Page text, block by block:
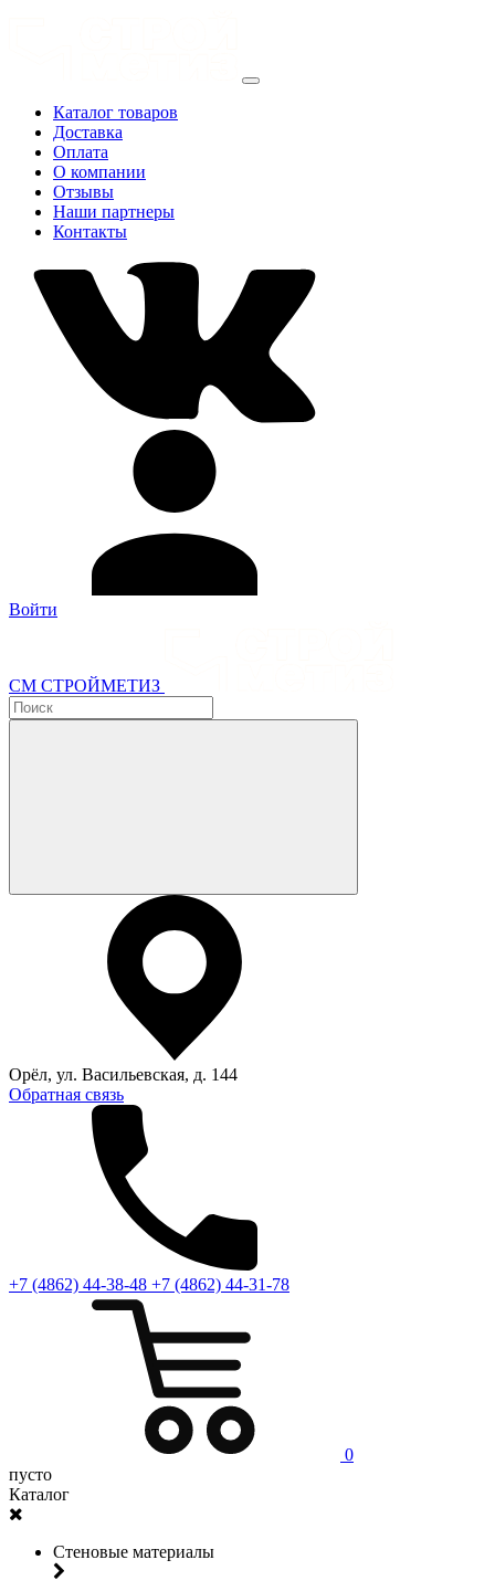
Каталог товаров
Доставка
Оплата
О компании
Отзывы
Наши партнеры
Контакты
Войти
СМ СТРОЙМЕТИЗ
Орёл, ул. Васильевская, д. 144
Обратная связь
+7 (4862) 44-38-48 +7 (4862) 44-31-78
0
пусто
Каталог
Стеновые материалы